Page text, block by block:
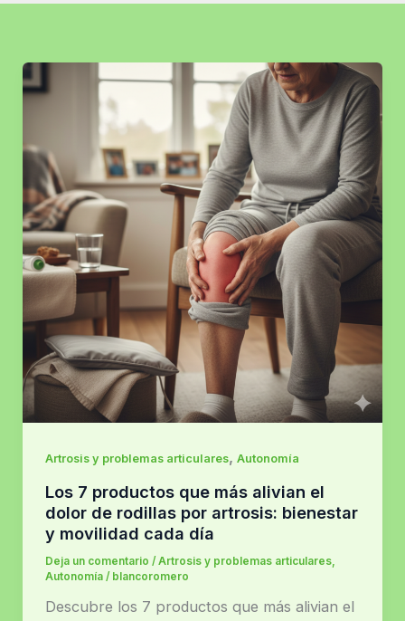
Artrosis y problemas articulares, Autonomía
Los 7 productos que más alivian el
dolor de rodillas por artrosis: bienestar
y movilidad cada día
Deja un comentario /Artrosis y problemas articulares,
Autonomía/ blancoromero
Descubre los 7 productos que más alivian el